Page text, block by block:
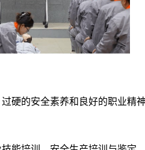
硬的安全素养和良好的职业精